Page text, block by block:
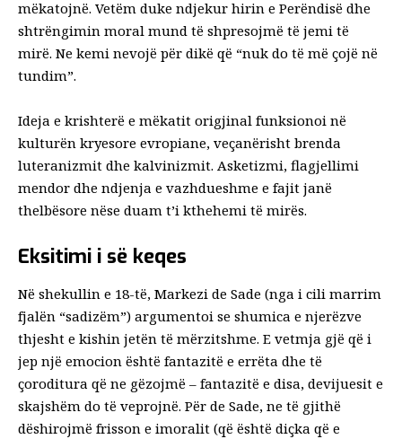
mëkatojnë. Vetëm duke ndjekur hirin e Perëndisë dhe
shtrëngimin moral mund të shpresojmë të jemi të
mirë. Ne kemi nevojë për dikë që “nuk do të më çojë në
tundim”.
Ideja e krishterë e mëkatit origjinal funksionoi në
kulturën kryesore evropiane, veçanërisht brenda
luteranizmit dhe kalvinizmit. Asketizmi, flagjellimi
mendor dhe ndjenja e vazhdueshme e fajit janë
thelbësore nëse duam t’i kthehemi të mirës.
Eksitimi i së keqes
Në shekullin e 18-të, Markezi de Sade (nga i cili marrim
fjalën “sadizëm”) argumentoi se shumica e njerëzve
thjesht e kishin jetën të mërzitshme. E vetmja gjë që i
jep një emocion është fantazitë e errëta dhe të
çoroditura që ne gëzojmë – fantazitë e disa, devijuesit e
skajshëm do të veprojnë. Për de Sade, ne të gjithë
dëshirojmë frisson e imoralit (që është diçka që e